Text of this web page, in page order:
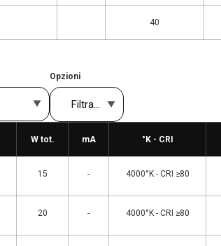
40
Opzioni
W tot. mA °K - CRI
15 - 4000°K - CRI ≥80
20 - 4000°K - CRI ≥80